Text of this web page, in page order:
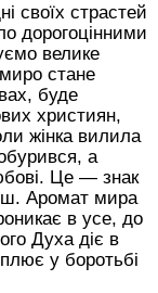
своїх страстей
дорогоцінними
велике
стане
буде
християн,
жінка вилила
а
Це — знак
Аромат мира
в усе, до
Духа діє в
у боротьбі